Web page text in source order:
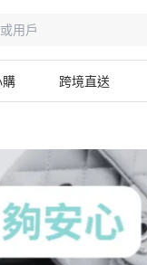
購 跨境直送